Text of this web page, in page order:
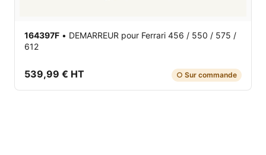
164397F • DEMARREUR pour Ferrari 456 / 550 / 575 /
612
539,99 € HT ○ Sur commande